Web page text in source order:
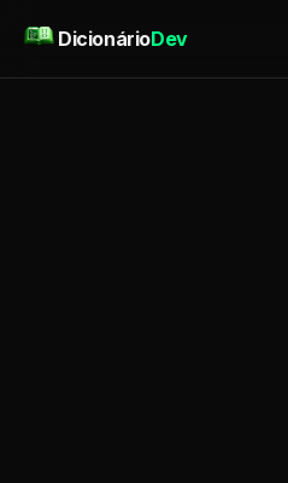
DicionárioDev